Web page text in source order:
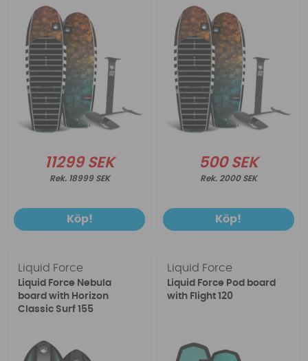
11299 SEK
18999 SEK
Köp!
500 SEK
2000 SEK
Köp!
Liquid Force
Liquid Force Nebula
board with Horizon
Classic Surf 155
Liquid Force
Liquid Force Pod board
with Flight 120